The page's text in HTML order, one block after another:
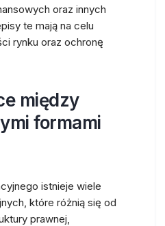
oraz innych
te mają na celu
rynku oraz ochronę
między
formami
istnieje wiele
które różnią się od
prawnej,